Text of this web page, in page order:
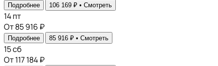
Подробнее 106 169 ₽ • Смотреть
14пт
От 85 916 ₽
Подробнее 85 916 ₽ • Смотреть
15сб
От 117 184 ₽